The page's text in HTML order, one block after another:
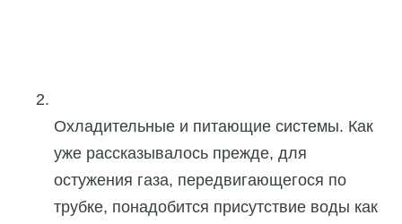
Охладительные и питающие системы. Как
уже рассказывалось прежде, для
остужения газа, передвигающегося по
трубке, понадобится присутствие воды как